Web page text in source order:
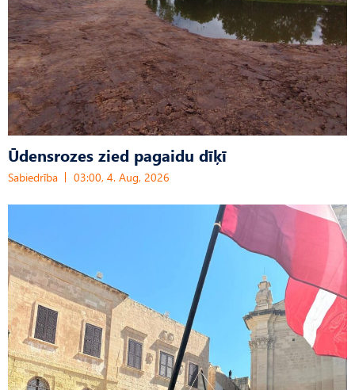
Ūdensrozes zied pagaidu dīķī
Sabiedrība 03:00, 4. Aug, 2026